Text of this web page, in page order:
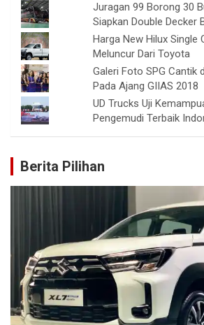
Juragan 99 Borong 30
Siapkan Double Decker
Harga New Hilux Single
Meluncur Dari Toyota
Galeri Foto SPG Cantik
Pada Ajang GIIAS 2018
UD Trucks Uji
Pengemudi Terbaik
Berita Pilihan